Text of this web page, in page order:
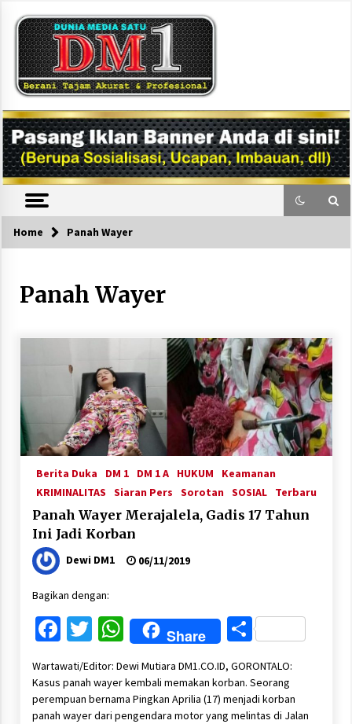
content
DM1
Home Panah Wayer
Panah Wayer
Berita Duka DM 1 DM 1 A HUKUM
Keamanan
KRIMINALITAS
Siaran Pers Sorotan SOSIAL Terbaru
Panah Wayer Merajalela, Gadis 17 Tahun
Ini Jadi Korban
Dewi DM1 06/11/2019
Bagikan dengan:
Facebook
Twitter
WhatsApp
Share Share
Wartawati/Editor: Dewi Mutiara DM1.CO.ID, GORONTALO:
Kasus panah wayer kembali memakan korban. Seorang
perempuan bernama Pingkan Aprilia (17) menjadi korban
panah wayer dari pengendara motor yang melintas di Jalan